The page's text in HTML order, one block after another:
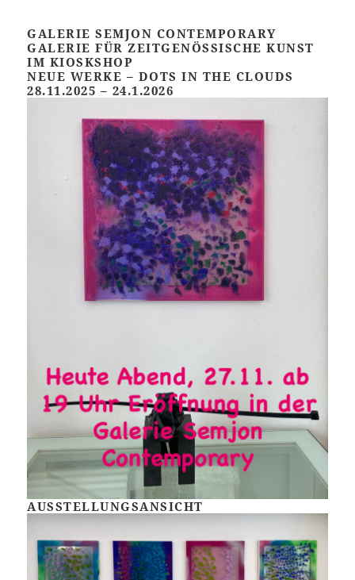
GALERIE SEMJON CONTEMPORARY
GALERIE FÜR ZEITGENÖSSISCHE KUNST
IM KIOSKSHOP
NEUE WERKE – DOTS IN THE CLOUDS
28.11.2025 – 24.1.2026
AUSSTELLUNGSANSICHT